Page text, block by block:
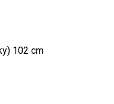
102 cm